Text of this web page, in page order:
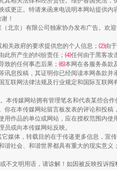
走近一线检察官
更正。特请来函来电说明本网站提供
！
北京）有限公司独家协办发布广告。欢
关政府的要求提供您的个人信息； ⑵由
此所产生的纠纷责任； ⑷任何由于黑客攻
致的任何事态后果； ⑹本网在各服务条款
息投稿，其证明你已经阅读本网条款
联网法律法规及行业规定和国际互联网
本传媒网站拥有管理笔名和代表某些合
在本传媒网站留言板发表的评论和投
作品的单位或网站，应在授权范围内使
或向本传媒网站反映。
媒体，转载目的在于传递更多信息，宣
社会、和谐世界都具有重大的现实意
文明用语，请谅解！如因被反映投诉